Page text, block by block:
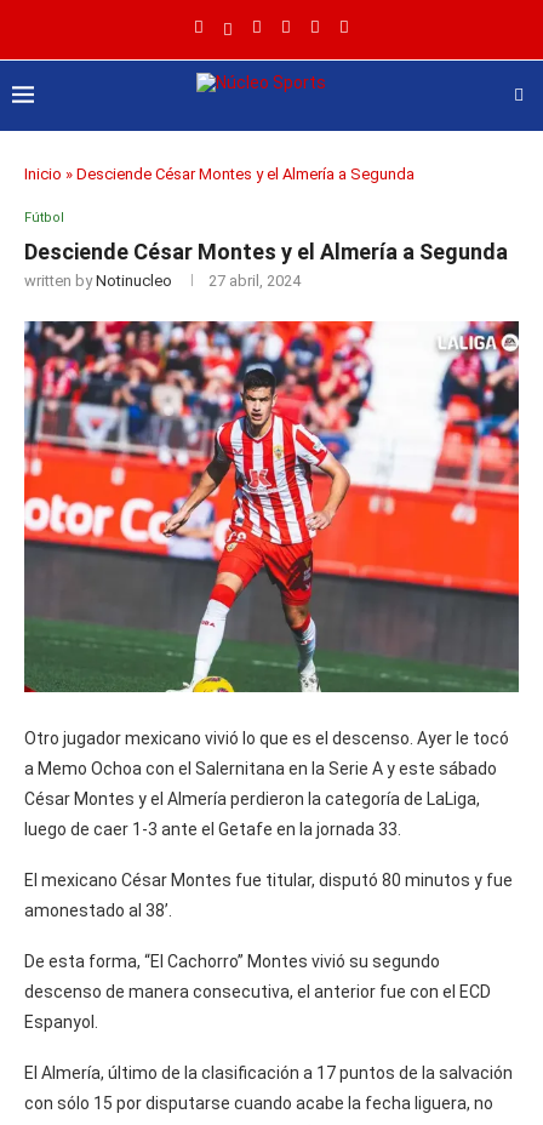
Inicio » Desciende César Montes y el Almería a Segunda
Fútbol
Desciende César Montes y el Almería a Segunda
written byNotinucleo 27 abril, 2024
Otro jugador mexicano vivió lo que es el descenso. Ayer le tocó
a Memo Ochoa con el Salernitana en la Serie A y este sábado
César Montes y el Almería perdieron la categoría de LaLiga,
luego de caer 1-3 ante el Getafe en la jornada 33.
El mexicano César Montes fue titular, disputó 80 minutos y fue
amonestado al 38’.
De esta forma, “El Cachorro” Montes vivió su segundo
descenso de manera consecutiva, el anterior fue con el ECD
Espanyol.
El Almería, último de la clasificación a 17 puntos de la salvación
con sólo 15 por disputarse cuando acabe la fecha liguera, no